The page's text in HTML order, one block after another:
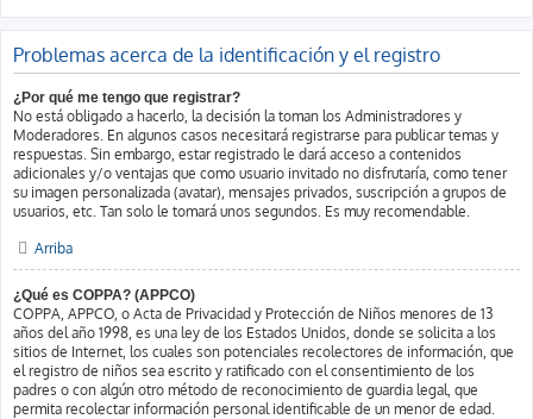
Problemas acerca de la identificación y el registro
¿Por qué me tengo que registrar?
No está obligado a hacerlo, la decisión la toman los Administradores y
Moderadores. En algunos casos necesitará registrarse para publicar temas y
respuestas. Sin embargo, estar registrado le dará acceso a contenidos
adicionales y/o ventajas que como usuario invitado no disfrutaría, como tener
su imagen personalizada (avatar), mensajes privados, suscripción a grupos de
usuarios, etc. Tan solo le tomará unos segundos. Es muy recomendable.
Arriba
¿Qué es COPPA? (APPCO)
COPPA, APPCO, o Acta de Privacidad y Protección de Niños menores de 13
años del año 1998, es una ley de los Estados Unidos, donde se solicita a los
sitios de Internet, los cuales son potenciales recolectores de información, que
el registro de niños sea escrito y ratificado con el consentimiento de los
padres o con algún otro método de reconocimiento de guardia legal, que
permita recolectar información personal identificable de un menor de edad.